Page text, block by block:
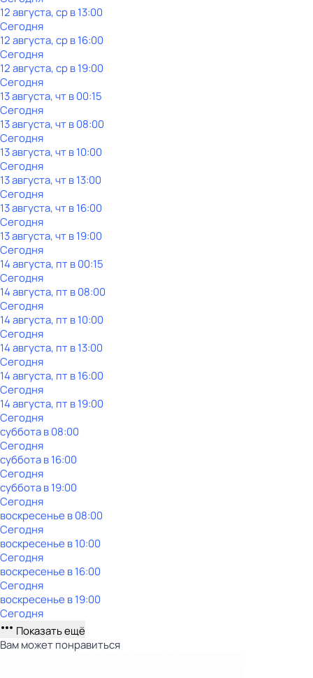
12 августа, ср в 13:00
Сегодня
12 августа, ср в 16:00
Сегодня
12 августа, ср в 19:00
Сегодня
13 августа, чт в 00:15
Сегодня
13 августа, чт в 08:00
Сегодня
13 августа, чт в 10:00
Сегодня
13 августа, чт в 13:00
Сегодня
13 августа, чт в 16:00
Сегодня
13 августа, чт в 19:00
Сегодня
14 августа, пт в 00:15
Сегодня
14 августа, пт в 08:00
Сегодня
14 августа, пт в 10:00
Сегодня
14 августа, пт в 13:00
Сегодня
14 августа, пт в 16:00
Сегодня
14 августа, пт в 19:00
Сегодня
субботав08:00
Сегодня
субботав16:00
Сегодня
субботав19:00
Сегодня
воскресенье в08:00
Сегодня
воскресенье в10:00
Сегодня
воскресенье в16:00
Сегодня
воскресенье в19:00
Сегодня
Показать ещё
Вам может понравиться